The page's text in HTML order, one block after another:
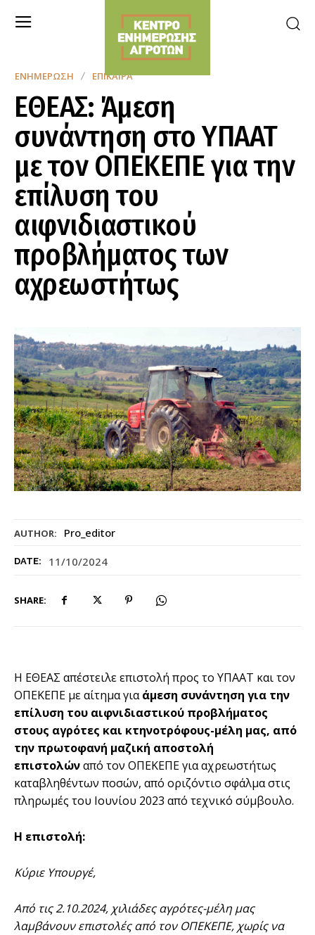
AUTHOR: Pro_editor
DATE: 11/10/2024
SHARE:
ΕΝΗΜΈΡΩΣΗ ΕΠΊΚΑΙΡΑ
ΕΘΕΑΣ: Άμεση
συνάντηση στο ΥΠΑΑΤ
με τον ΟΠΕΚΕΠΕ για την
επίλυση του
αιφνιδιαστικού
προβλήματος των
αχρεωστήτως
Η ΕΘΕΑΣ απέστειλε επιστολή προς το ΥΠΑΑΤ και τον
ΟΠΕΚΕΠΕ με αίτημα γιαάμεση συνάντηση για την
επίλυση του αιφνιδιαστικού προβλήματος
στους αγρότες και κτηνοτρόφους-μέλη μας, από
την πρωτοφανή μαζική αποστολή
επιστολώναπό τον ΟΠΕΚΕΠΕ για αχρεωστήτως
καταβληθέντων ποσών, από οριζόντιο σφάλμα στις
πληρωμές του Ιουνίου 2023 από τεχνικό σύμβουλο.
Η επιστολή:
Κύριε Υπουργέ,
Από τις 2.10.2024, χιλιάδες αγρότες-μέλη μας
λαμβάνουν επιστολές από τον ΟΠΕΚΕΠΕ, χωρίς να